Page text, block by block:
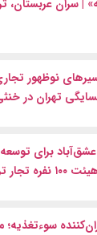
| سران عربستان،
نوظهور
تهران در
برای توسعه
ترکمنستان